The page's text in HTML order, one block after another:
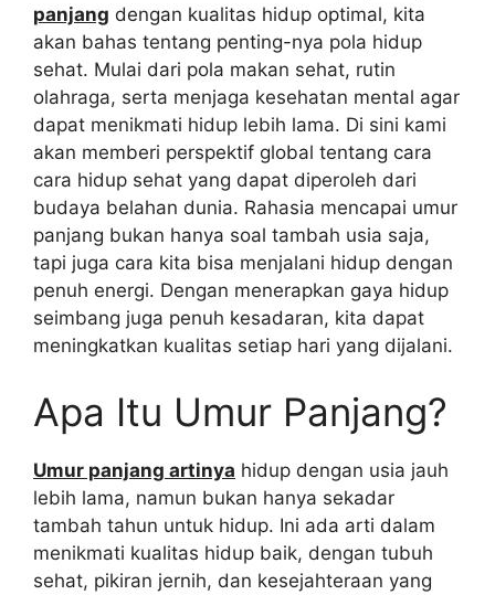
panjang dengan kualitas hidup optimal, kita
akan bahas tentang penting-nya pola hidup
sehat. Mulai dari pola makan sehat, rutin
olahraga, serta menjaga kesehatan mental agar
dapat menikmati hidup lebih lama. Di sini kami
akan memberi perspektif global tentang cara
cara hidup sehat yang dapat diperoleh dari
budaya belahan dunia. Rahasia mencapai umur
panjang bukan hanya soal tambah usia saja,
tapi juga cara kita bisa menjalani hidup dengan
penuh energi. Dengan menerapkan gaya hidup
seimbang juga penuh kesadaran, kita dapat
meningkatkan kualitas setiap hari yang dijalani.
Apa Itu Umur Panjang?
Umur panjang artinya hidup dengan usia jauh
lebih lama, namun bukan hanya sekadar
tambah tahun untuk hidup. Ini ada arti dalam
menikmati kualitas hidup baik, dengan tubuh
sehat, pikiran jernih, dan kesejahteraan yang